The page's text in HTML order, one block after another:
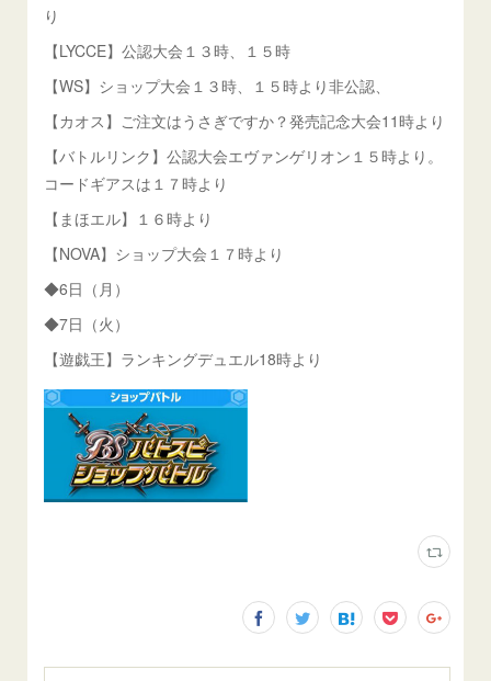
り
【LYCCE】公認大会１３時、１５時
【WS】ショップ大会１３時、１５時より非公認、
【カオス】ご注文はうさぎですか？発売記念大会11時より
【バトルリンク】公認大会エヴァンゲリオン１５時より。
コードギアスは１７時より
【まほエル】１６時より
【NOVA】ショップ大会１７時より
◆6日（月）
◆7日（火）
【遊戯王】ランキングデュエル18時より